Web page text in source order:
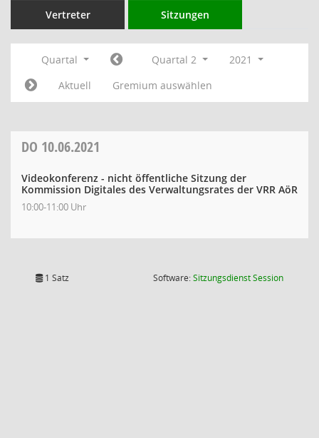
Vertreter Sitzungen
Quartal Quartal 2
2021
Aktuell
Gremium auswählen
DO 10.06.2021
Videokonferenz - nicht öffentliche Sitzung der
Kommission Digitales des Verwaltungsrates der VRR AöR
10:00-11:00 Uhr
1 Satz Software:SitzungsdienstSession(Wird in